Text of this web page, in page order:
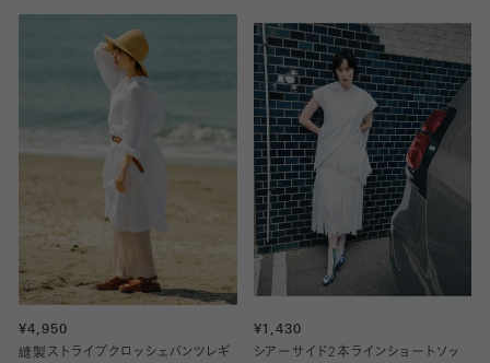
¥4,950
縫製ストライプクロッシェパンツレギ
¥1,430
シアーサイド2本ラインショートソッ